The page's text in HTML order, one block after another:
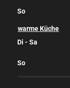
So
warme Küche
Di - Sa
So